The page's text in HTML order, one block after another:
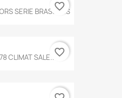
SERIE BRASSENS
favorite_border
CLIMAT SALE...favorite_border